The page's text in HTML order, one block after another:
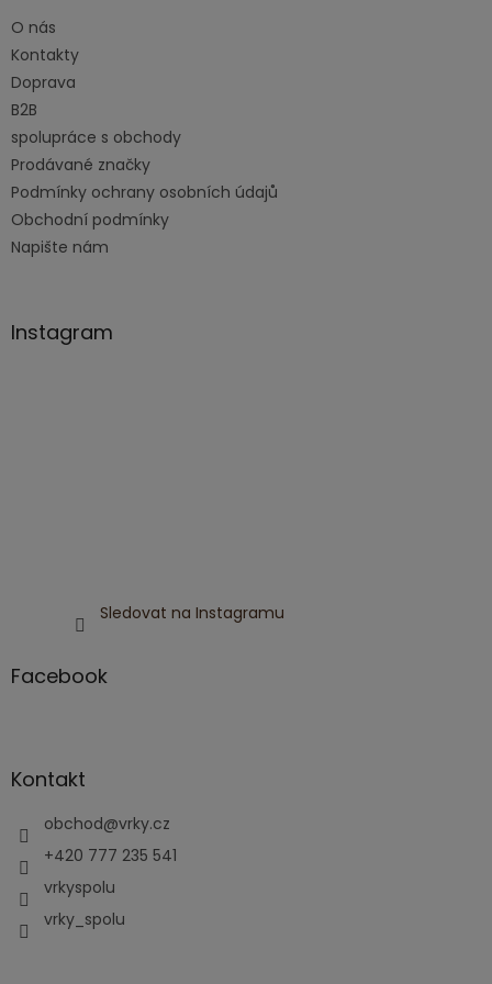
O nás
Kontakty
Doprava
B2B
spolupráce s obchody
Prodávané značky
Podmínky ochrany osobních údajů
Obchodní podmínky
Napište nám
Instagram
Sledovat na Instagramu
Facebook
Kontakt
obchod@vrky.cz
+420 777 235 541
vrkyspolu
vrky_spolu